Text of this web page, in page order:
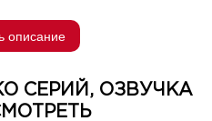
описание
СЕРИЙ, ОЗВУЧКА